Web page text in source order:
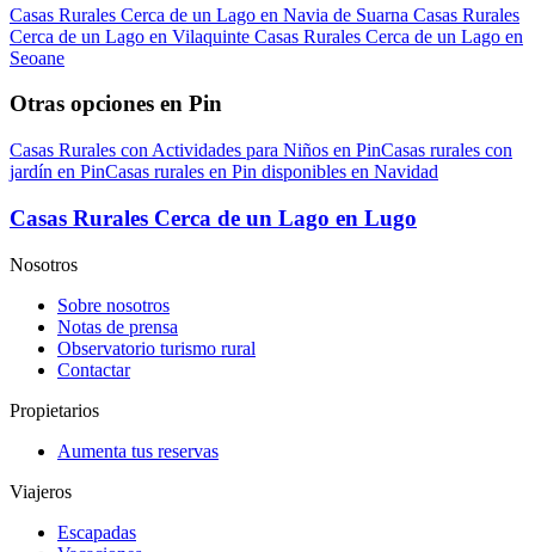
Casas Rurales Cerca de un Lago en Navia de Suarna Casas Rurales
Cerca de un Lago en Vilaquinte Casas Rurales Cerca de un Lago en
Seoane
Otras opciones en Pin
Casas Rurales con Actividades para Niños en PinCasas rurales con
jardín en PinCasas rurales en Pin disponibles en Navidad
Casas Rurales Cerca de un Lago en Lugo
Nosotros
Sobre nosotros
Notas de prensa
Observatorio turismo rural
Contactar
Propietarios
Aumenta tus reservas
Viajeros
Escapadas